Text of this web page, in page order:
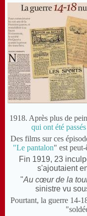
1918. Après plus de
qui ont été
Des films sur ces
"Le pantalon" est
Fin 1919, 23
s'ajoutaient
"Au cœur de la
sinistre vu
Pourtant, la guerre 14-